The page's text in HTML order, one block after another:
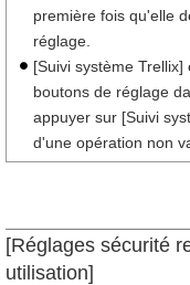
première fois qu'elle
réglage.
[Suivi système
boutons de réglage
appuyer sur [Suivi
d'une opération non
[Réglages sécurité
utilisation]